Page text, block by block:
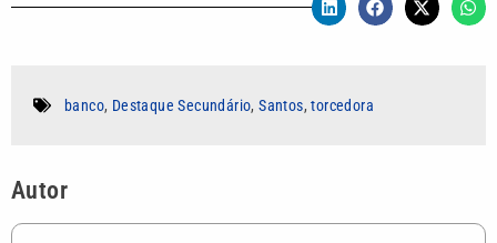
banco, Destaque Secundário,Santos,torcedora
Autor